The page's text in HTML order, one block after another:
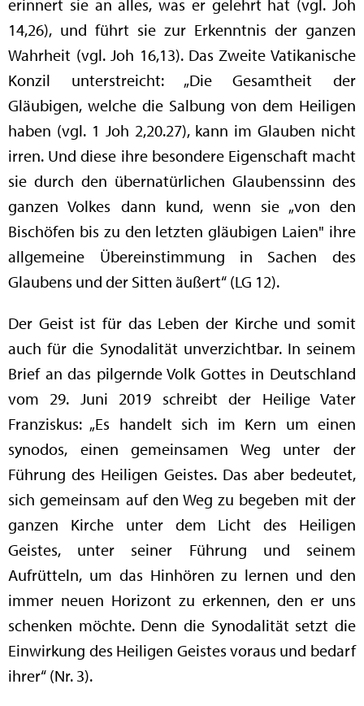
erinnert sie an alles, was er gelehrt hat (vgl. Joh
14,26), und führt sie zur Erkenntnis der ganzen
Wahrheit (vgl. Joh 16,13). Das Zweite Vatikanische
Konzil unterstreicht: „Die Gesamtheit der
Gläubigen, welche die Salbung von dem Heiligen
haben (vgl. 1 Joh 2,20.27), kann im Glauben nicht
irren. Und diese ihre besondere Eigenschaft macht
sie durch den übernatürlichen Glaubenssinn des
ganzen Volkes dann kund, wenn sie „von den
Bischöfen bis zu den letzten gläubigen Laien" ihre
allgemeine Übereinstimmung in Sachen des
Glaubens und der Sitten äußert“ (LG 12).
Der Geist ist für das Leben der Kirche und somit
auch für die Synodalität unverzichtbar. In seinem
Brief an das pilgernde Volk Gottes in Deutschland
vom 29. Juni 2019 schreibt der Heilige Vater
Franziskus: „Es handelt sich im Kern um einen
synodos, einen gemeinsamen Weg unter der
Führung des Heiligen Geistes. Das aber bedeutet,
sich gemeinsam auf den Weg zu begeben mit der
ganzen Kirche unter dem Licht des Heiligen
Geistes, unter seiner Führung und seinem
Aufrütteln, um das Hinhören zu lernen und den
immer neuen Horizont zu erkennen, den er uns
schenken möchte. Denn die Synodalität setzt die
Einwirkung des Heiligen Geistes voraus und bedarf
ihrer“ (Nr. 3).